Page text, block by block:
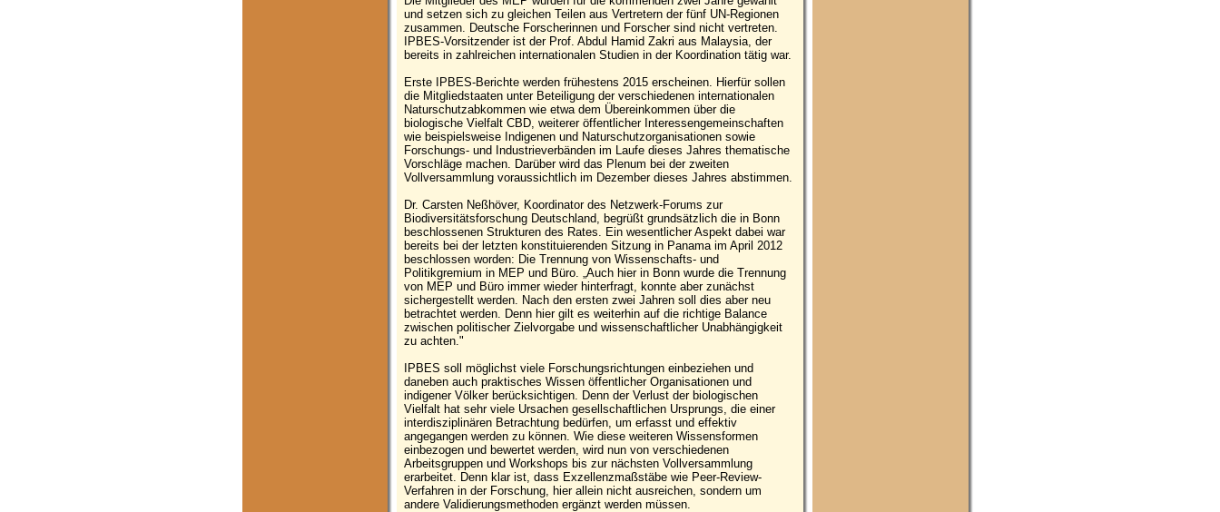
und setzen sich zu gleichen Teilen aus Vertretern der fünf UN-Regionen
zusammen. Deutsche Forscherinnen und Forscher sind nicht vertreten.
IPBES-Vorsitzender ist der Prof. Abdul Hamid Zakri aus Malaysia, der
bereits in zahlreichen internationalen Studien in der Koordination tätig war.
Erste IPBES-Berichte werden frühestens 2015 erscheinen. Hierfür sollen
die Mitgliedstaaten unter Beteiligung der verschiedenen internationalen
Naturschutzabkommen wie etwa dem Übereinkommen über die
biologische Vielfalt CBD, weiterer öffentlicher Interessengemeinschaften
wie beispielsweise Indigenen und Naturschutzorganisationen sowie
Forschungs- und Industrieverbänden im Laufe dieses Jahres thematische
Vorschläge machen. Darüber wird das Plenum bei der zweiten
Vollversammlung voraussichtlich im Dezember dieses Jahres abstimmen.
Dr. Carsten Neßhöver, Koordinator des Netzwerk-Forums zur
Biodiversitätsforschung Deutschland, begrüßt grundsätzlich die in Bonn
beschlossenen Strukturen des Rates. Ein wesentlicher Aspekt dabei war
bereits bei der letzten konstituierenden Sitzung in Panama im April 2012
beschlossen worden: Die Trennung von Wissenschafts- und
Politikgremium in MEP und Büro. „Auch hier in Bonn wurde die Trennung
von MEP und Büro immer wieder hinterfragt, konnte aber zunächst
sichergestellt werden. Nach den ersten zwei Jahren soll dies aber neu
betrachtet werden. Denn hier gilt es weiterhin auf die richtige Balance
zwischen politischer Zielvorgabe und wissenschaftlicher Unabhängigkeit
zu achten."
IPBES soll möglichst viele Forschungsrichtungen einbeziehen und
daneben auch praktisches Wissen öffentlicher Organisationen und
indigener Völker berücksichtigen. Denn der Verlust der biologischen
Vielfalt hat sehr viele Ursachen gesellschaftlichen Ursprungs, die einer
interdisziplinären Betrachtung bedürfen, um erfasst und effektiv
angegangen werden zu können. Wie diese weiteren Wissensformen
einbezogen und bewertet werden, wird nun von verschiedenen
Arbeitsgruppen und Workshops bis zur nächsten Vollversammlung
erarbeitet. Denn klar ist, dass Exzellenzmaßstäbe wie Peer-Review-
Verfahren in der Forschung, hier allein nicht ausreichen, sondern um
andere Validierungsmethoden ergänzt werden müssen.